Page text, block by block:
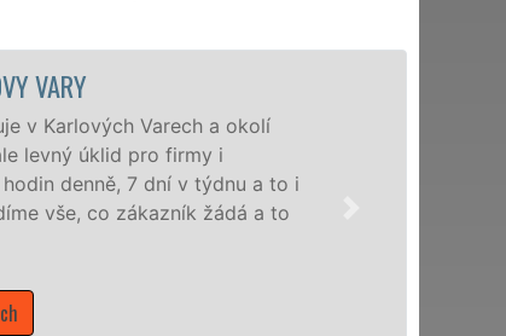
ÚKLIDOVÁ SLUŽBA A ČINNOSTI KARLOVY
Naše společnost EXTRA UKLÍZENÍ poskytuje v
veškeré profesionální úklidové služby NON-
služby nabízíme pro všechny obchodní
domácnosti v celém Karlovarském kraji s